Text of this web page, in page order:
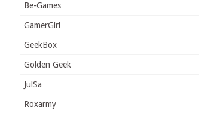
Be-Games
GamerGirl
GeekBox
Golden Geek
JulSa
Roxarmy